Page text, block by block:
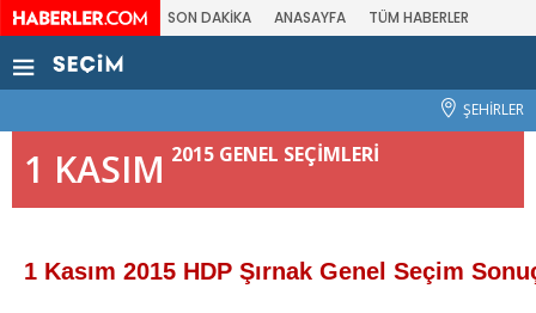
SON DAKİKA ANASAYFA TÜM HABERLER
ŞEHİRLER
1 KASIM 2015 GENEL SEÇİMLERİ
1 Kasım 2015 HDP Şırnak Genel Seçim